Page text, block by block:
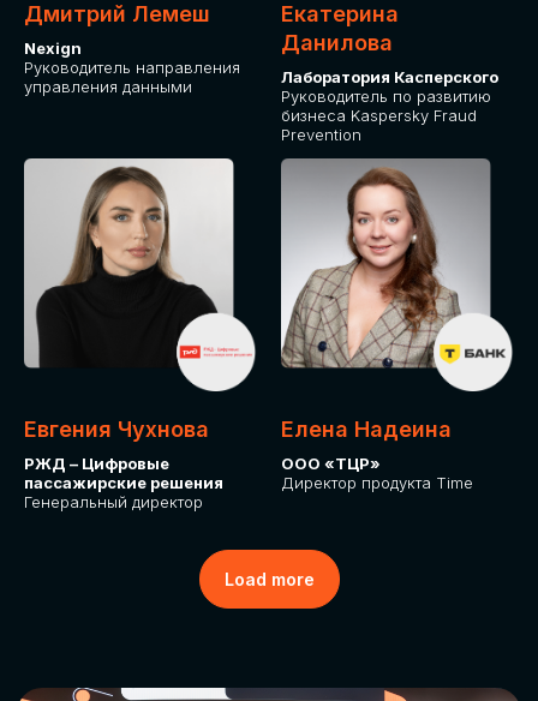
Дмитрий Лемеш
Nexign
Руководитель направления
управления данными
Екатерина
Данилова
Лаборатория Касперского
Руководитель по развитию
бизнеса Kaspersky Fraud
Prevention
Евгения Чухнова
РЖД – Цифровые
пассажирские решения
Генеральный директор
Елена Надеина
ООО «ТЦР»
Директор продукта Time
Load more
Оплата через сервис Timepad
ПРИОБРЕСТИ БИЛЕТ